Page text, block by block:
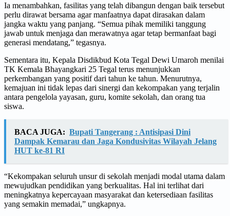
Ia menambahkan, fasilitas yang telah dibangun dengan baik tersebut
perlu dirawat bersama agar manfaatnya dapat dirasakan dalam
jangka waktu yang panjang. “Semua pihak memiliki tanggung
jawab untuk menjaga dan merawatnya agar tetap bermanfaat bagi
generasi mendatang,” tegasnya.
Sementara itu, Kepala Disdikbud Kota Tegal Dewi Umaroh menilai
TK Kemala Bhayangkari 25 Tegal terus menunjukkan
perkembangan yang positif dari tahun ke tahun. Menurutnya,
kemajuan ini tidak lepas dari sinergi dan kekompakan yang terjalin
antara pengelola yayasan, guru, komite sekolah, dan orang tua
siswa.
BACA JUGA: Bupati Tangerang : Antisipasi Dini
Dampak Kemarau dan Jaga Kondusivitas Wilayah Jelang
HUT ke-81 RI
“Kekompakan seluruh unsur di sekolah menjadi modal utama dalam
mewujudkan pendidikan yang berkualitas. Hal ini terlihat dari
meningkatnya kepercayaan masyarakat dan ketersediaan fasilitas
yang semakin memadai,” ungkapnya.